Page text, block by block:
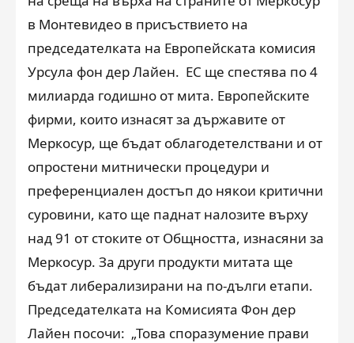
в Монтевидео в присъствието на
председателката на Европейската комисия
Урсула фон дер Лайен. ЕС ще спестява по 4
милиарда годишно от мита. Европейските
фирми, които изнасят за държавите от
Меркосур, ще бъдат облагодетелствани и от
опростени митнически процедури и
преференциален достъп до някои критични
суровини, като ще паднат налозите върху
над 91 от стоките от Общността, изнасяни за
Меркосур. За други продукти митата ще
бъдат либерализирани на по-дълги етапи.
Председателката на Комисията Фон дер
Лайен посочи: „Това споразумение прави